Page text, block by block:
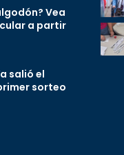
Vea
a partir
salió el
sorteo